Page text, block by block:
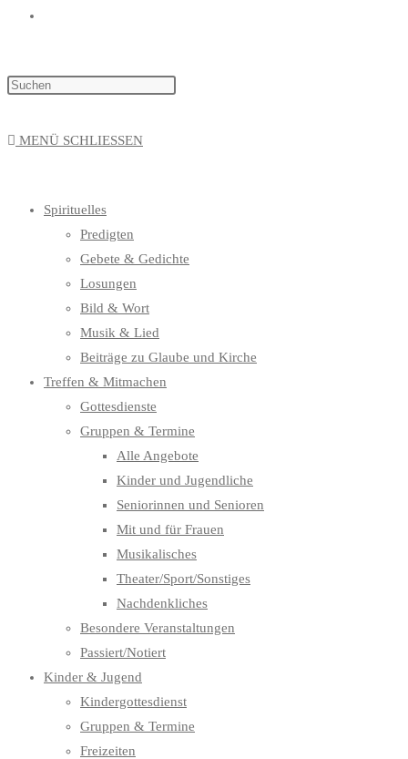
MENÜ SCHLIESSEN
Spirituelles
Predigten
Gebete & Gedichte
Losungen
Bild & Wort
Musik & Lied
Beiträge zu Glaube und Kirche
Treffen & Mitmachen
Gottesdienste
Gruppen & Termine
Alle Angebote
Kinder und Jugendliche
Seniorinnen und Senioren
Mit und für Frauen
Musikalisches
Theater/Sport/Sonstiges
Nachdenkliches
Besondere Veranstaltungen
Passiert/Notiert
Kinder & Jugend
Kindergottesdienst
Gruppen & Termine
Freizeiten